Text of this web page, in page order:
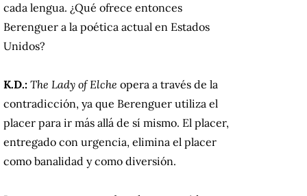
cada lengua. ¿Qué ofrece entonces
Berenguer a la poética actual en Estados
Unidos?
K.D.: The Lady of Elche opera a través de la
contradicción, ya que Berenguer utiliza el
placer para ir más allá de sí mismo. El placer,
entregado con urgencia, elimina el placer
como banalidad y como diversión.